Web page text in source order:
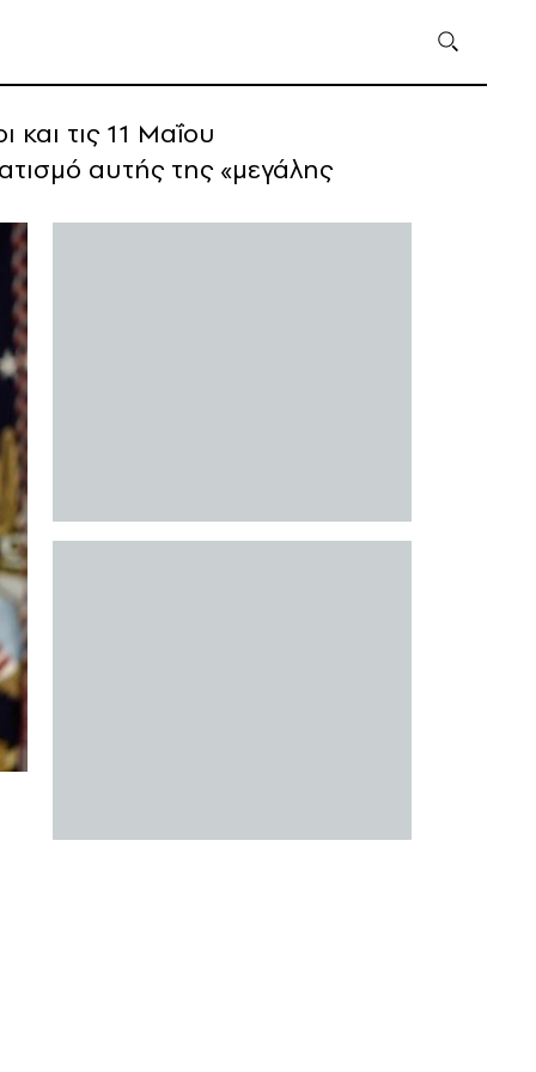
τις 11 Μαΐου
αυτής της «μεγάλης